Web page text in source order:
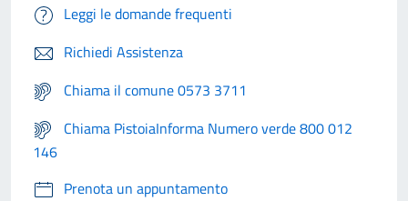
Leggi le domande frequenti
Richiedi Assistenza
Chiama il comune 0573 3711
Chiama PistoiaInforma Numero verde 800 012
146
Prenota un appuntamento